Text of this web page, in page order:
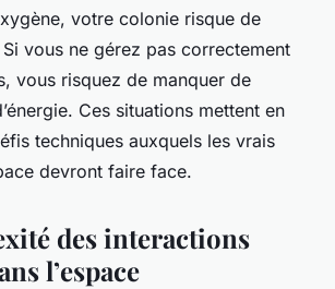
votre colonie risque de
Si vous ne gérez pas correctement
vous risquez de manquer de
Ces situations mettent en
techniques auxquels les vrais
devront faire face.
des interactions
l’espace